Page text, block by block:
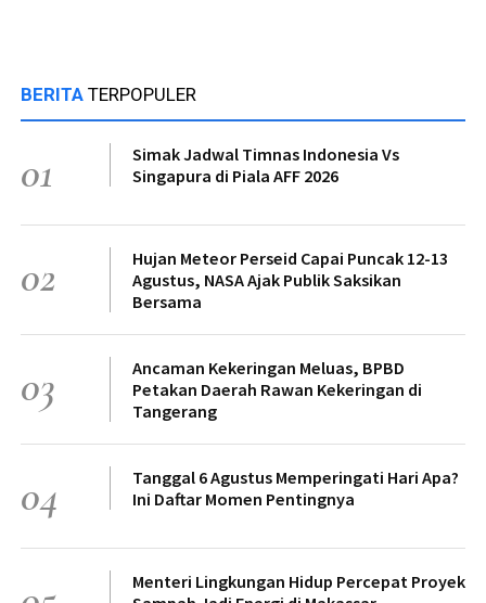
BERITA TERPOPULER
01
Simak Jadwal Timnas Indonesia Vs
Singapura di Piala AFF 2026
02
Hujan Meteor Perseid Capai Puncak 12-13
Agustus, NASA Ajak Publik Saksikan
Bersama
03
Ancaman Kekeringan Meluas, BPBD
Petakan Daerah Rawan Kekeringan di
Tangerang
04
Tanggal 6 Agustus Memperingati Hari Apa?
Ini Daftar Momen Pentingnya
Menteri Lingkungan Hidup Percepat Proyek